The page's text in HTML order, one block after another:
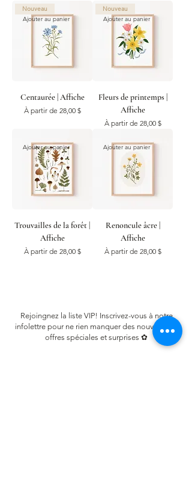
Ajouter au panier
Nouveau
Centaurée | Affiche
À partir de 28,00 $
Prix promotionnel
Ajouter au panier
Nouveau
Fleurs de printemps |
Affiche
À partir de 28,00 $
Prix promotionnel
Ajouter au panier
Trouvailles de la forêt |
Affiche
À partir de 28,00 $
Prix promotionnel
Ajouter au panier
Renoncule âcre |
Affiche
À partir de 28,00 $
Prix promotionnel
Rejoingnez la liste VIP! Inscrivez-vous à notre
infolettre pour ne rien manquer des nouveautés,
offres spéciales et surprises ✿